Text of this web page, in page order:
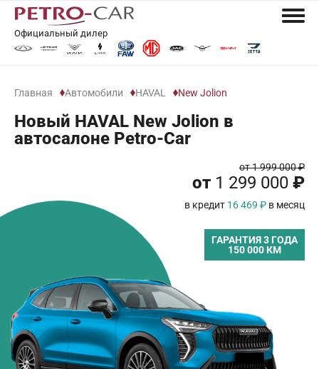
Официальный дилер
Главная Автомобили HAVAL New Jolion
Новый HAVAL New Jolion в
автосалоне Petro-Car
от 1 999 000 ₽
от 1 299 000 ₽
в кредит 16 469 ₽ в месяц
ГАРАНТИЯ 3 ГОДА
150 000 КМ